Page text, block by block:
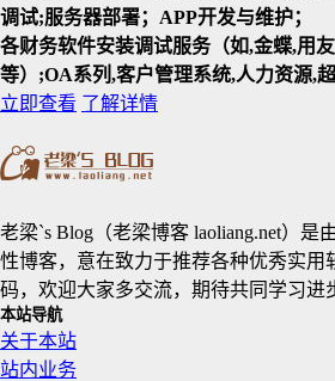
调试;服务器部署；APP开发与维护；
各财务软件安装调试服务（如,金蝶,用
等）;OA系列,客户管理系统,人力资源,
立即查看 了解详情
老梁`s Blog（老梁博客 laoliang.net）是
性博客，意在致力于推荐各种优秀实用
码，欢迎大家多交流，期待共同学习进
本站导航
关于本站
站内业务